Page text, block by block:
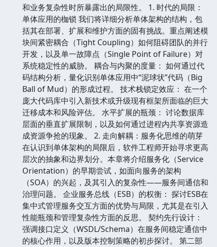
软件架构演进：从单体到微服务 本书聚焦于现代软件
系统架构的演进历程，深入剖析了从传统的单体应用到
复杂分布式系统的设计与实现策略。 第一部分：基础
与挑战：理解架构的起点 在软件开发的早期阶段，简
单性是至高无上的美德。本部分将回顾经典的软件组织
范式，并探讨它们在面对日益增长的用户需求、数据量
和业务复杂性时所暴露出的局限性。 1. 时代的局限：
单体应用的枷锁 我们将详细分析单体架构的结构，包
括其在部署、扩展和维护方面的固有挑战。重点阐述模
块间紧密耦合（Tight Coupling）如何阻碍团队的并行
开发，以及单一故障点（Single Point of Failure）对
系统稳定性的威胁。 耦合与内聚的度量： 如何通过代
码结构分析，量化识别单体应用中“泥球状”代码（Big
Ball of Mud）的形成过程。 技术栈锁定效应： 在一个
庞大代码库中引入新技术或升级现有框架所面临的巨大
迁移成本和风险评估。 水平扩展的瓶颈： 讨论数据库
层面的垂直扩展限制，以及如何通过进程内共享资源造
成资源争抢的现象。 2. 走向解耦：服务化思维的萌芽
在认识到单体架构的局限后，软件工程师开始寻求更高
层次的抽象和边界划分。本章将介绍服务化（Service
Orientation）的早期尝试，如面向服务的架构